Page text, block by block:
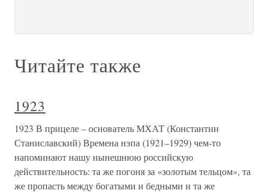
Читайте также
1923
1923 В прицеле – основатель МХАТ (Константин
Станиславский) Времена нэпа (1921–1929) чем-то
напоминают нашу нынешнюю российскую
действительность: та же погоня за «золотым тельцом», та
же пропасть между богатыми и бедными и та же